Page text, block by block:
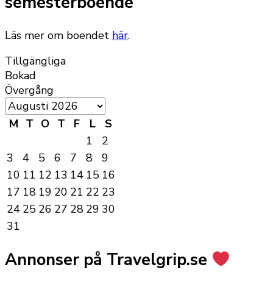
Läs mer om boendet här.
Tillgängliga
Bokad
Övergång
M T O T F L
S
1
2
3
4 5 6 7 8
9
10 11 12 13 14 15 16
17 18 19 20 21 22 23
24 25 26 27 28 29 30
31
Annonser på Travelgrip.se